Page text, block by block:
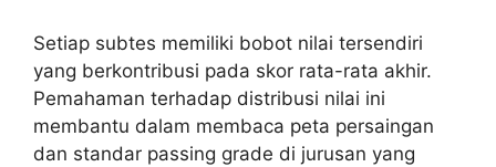
Setiap subtes memiliki bobot nilai tersendiri
yang berkontribusi pada skor rata-rata akhir.
Pemahaman terhadap distribusi nilai ini
membantu dalam membaca peta persaingan
dan standar passing grade di jurusan yang